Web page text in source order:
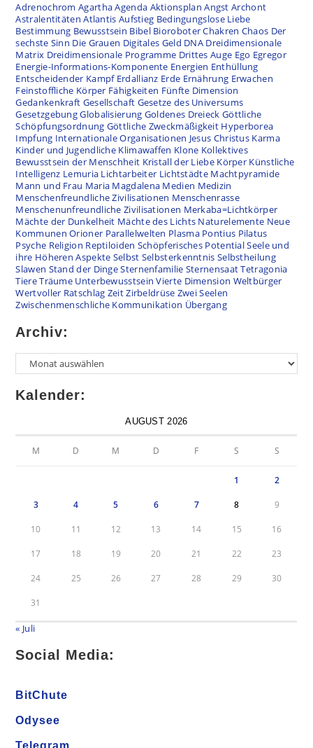
Adrenochrom AgarthaAgenda Aktionsplan Angst Archont
Astralentitäten Atlantis Aufstieg Bedingungslose Liebe
Bestimmung Bewusstsein Bibel BioroboterChakren Chaos Der
sechste Sinn Die Grauen Digitales Geld DNA Dreidimensionale
Matrix Dreidimensionale Programme Drittes Auge Ego Egregor
Energie-Informations-Komponente Energien Enthüllung
Entscheidender Kampf Erdallianz Erde Ernährung Erwachen
Feinstoffliche Körper Fähigkeiten Fünfte Dimension
Gedankenkraft Gesellschaft Gesetze des Universums
GesetzgebungGlobalisierung Goldenes Dreieck Göttliche
Schöpfungsordnung Göttliche Zweckmäßigkeit Hyperborea
Impfung Internationale Organisationen Jesus Christus Karma
Kinder und Jugendliche Klimawaffen Klone Kollektives
Bewusstsein der Menschheit Kristall der Liebe Körper Künstliche
Intelligenz Lemuria Lichtarbeiter Lichtstädte Machtpyramide
Mann und Frau Maria Magdalena Medien Medizin
Menschenfreundliche Zivilisationen Menschenrasse
Menschenunfreundliche Zivilisationen Merkaba=Lichtkörper
Mächte der Dunkelheit Mächte des Lichts Naturelemente Neue
Kommunen Orioner Parallelwelten Plasma Pontius Pilatus
Psyche Religion Reptiloiden Schöpferisches PotentialSeele und
ihre Höheren Aspekte Selbst Selbsterkenntnis Selbstheilung
Slawen Stand der DingeSternenfamilie SternensaatTetragonia
TiereTräume Unterbewusstsein Vierte Dimension Weltbürger
Wertvoller Ratschlag ZeitZirbeldrüse Zwei Seelen
Zwischenmenschliche Kommunikation Übergang
Archiv:
Kalender:
AUGUST 2026
M D M D F S S
1 2
3 4 5 6 7 8 9
10 11 12 13 14 15 16
17 18 19 20 21 22 23
24 25 26 27 28 29 30
31
« Juli
Social Media:
BitChute
Odysee
Telegram